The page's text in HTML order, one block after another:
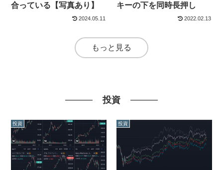
合っている【写真あり】
2024.05.11
キーの下を同時長押し
2022.02.13
もっと見る
投資
投資 投資